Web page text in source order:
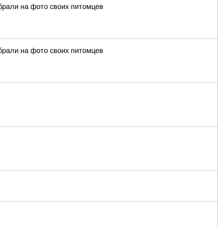
на фото своих питомцев
на фото своих питомцев